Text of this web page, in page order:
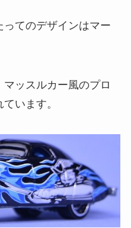
てのデザインはマー
ッスルカー風のプロ
います。